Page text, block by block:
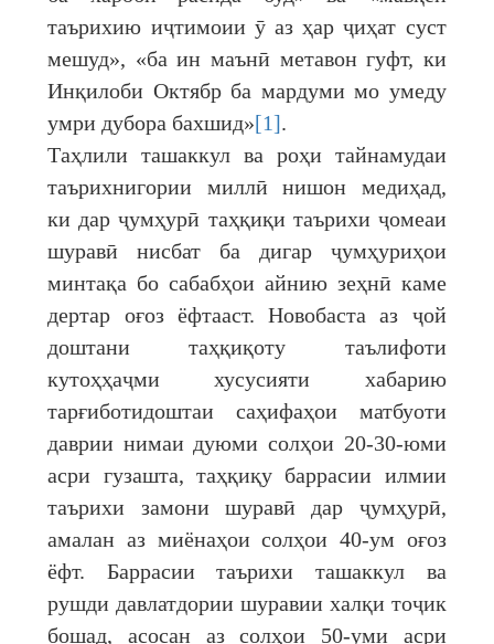
таърихию иҷтимоии ӯ аз ҳар ҷиҳат суст
мешуд», «ба ин маънӣ метавон гуфт, ки
Инқилоби Октябр ба мардуми мо умеду
умри дубора бахшид»[1].
Таҳлили ташаккул ва роҳи тайнамудаи
таърихнигории миллӣ нишон медиҳад,
ки дар ҷумҳурӣ таҳқиқи таърихи ҷомеаи
шуравӣ нисбат ба дигар ҷумҳуриҳои
минтақа бо сабабҳои айнию зеҳнӣ каме
дертар оғоз ёфтааст. Новобаста аз ҷой
доштани таҳқиқоту таълифоти
кутоҳҳаҷми хусусияти хабарию
тарғиботидоштаи саҳифаҳои матбуоти
даврии нимаи дуюми солҳои 20-30-юми
асри гузашта, таҳқиқу баррасии илмии
таърихи замони шуравӣ дар ҷумҳурӣ,
амалан аз миёнаҳои солҳои 40-ум оғоз
ёфт. Баррасии таърихи ташаккул ва
рушди давлатдории шуравии халқи тоҷик
бошад, асосан аз солҳои 50-уми асри